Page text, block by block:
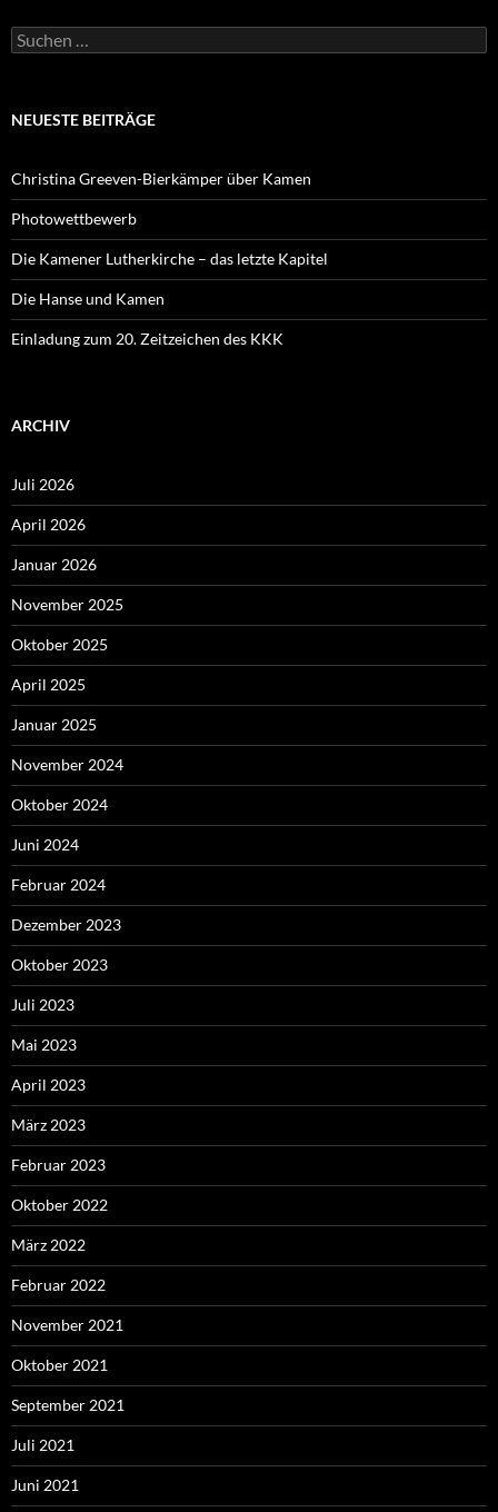
Suchen
nach:
NEUESTE BEITRÄGE
Christina Greeven-Bierkämper über Kamen
Photowettbewerb
Die Kamener Lutherkirche – das letzte Kapitel
Die Hanse und Kamen
Einladung zum 20. Zeitzeichen des KKK
ARCHIV
Juli 2026
April 2026
Januar 2026
November 2025
Oktober 2025
April 2025
Januar 2025
November 2024
Oktober 2024
Juni 2024
Februar 2024
Dezember 2023
Oktober 2023
Juli 2023
Mai 2023
April 2023
März 2023
Februar 2023
Oktober 2022
März 2022
Februar 2022
November 2021
Oktober 2021
September 2021
Juli 2021
Juni 2021